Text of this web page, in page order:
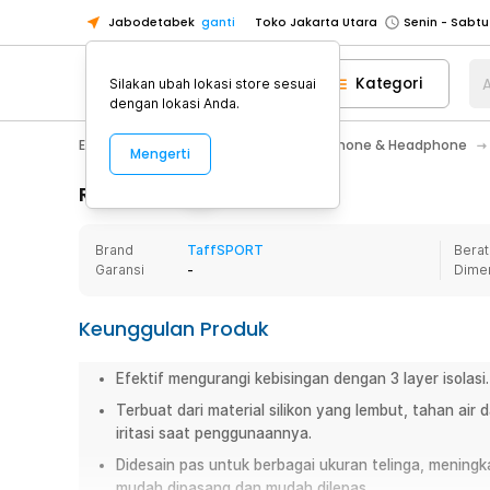
Jabodetabek ganti Toko Jakarta Utara
Toko Tangerang
Toko Cikupa
Pick n Go Jakarta Barat
Senin -
Pick n Go Bekasi
Senin - Jumat
Senin - Jumat
Senin -
Toko Jakarta Barat
Senin -
Toko Tangerang
Pick n Go Jakarta Barat
Senin -
Pick n Go Bekasi
Senin - Jumat
Kategori
Electronic Audio Aksesoris Earphone & Headphone
Rincian Produk
Brand
TaffSPORT
Garansi
-
Keunggulan Produk
Efektif mengurangi kebisingan dengan 3 layer isolasi.
Terbuat dari material silikon yang lembut, tahan air
iritasi saat penggunaannya.
Didesain pas untuk berbagai ukuran telinga,
Silakan ubah lokasi store sesuai
dengan lokasi Anda.
Mengerti